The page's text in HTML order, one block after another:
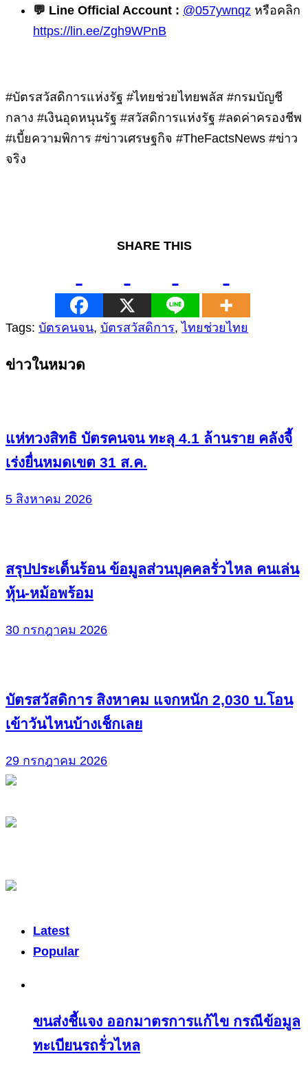
💬 Line Official Account : @057ywnqz หรือคลิก
https://lin.ee/Zgh9WPnB
#บัตรสวัสดิการแห่งรัฐ #ไทยช่วยไทยพลัส #กรมบัญชี
กลาง #เงินอุดหนุนรัฐ #สวัสดิการแห่งรัฐ #ลดค่าครองชีพ
#เบี้ยความพิการ #ข่าวเศรษฐกิจ #TheFactsNews #ข่าว
จริง
SHARE THIS
Tags: บัตรคนจน, บัตรสวัสดิการ,ไทยช่วยไทย
Continue
ข่าวในหมวด
แห่ทวงสิทธิ บัตรคนจน ทะลุ 4.1 ล้านราย คลังจี้
เร่งยื่นหมดเขต 31 ส.ค.
5 สิงหาคม 2026
สรุปประเด็นร้อน ข้อมูลส่วนบุคคลรั่วไหล คนเล่น
หุ้น-หม้อพร้อม
30 กรกฎาคม 2026
บัตรสวัสดิการ สิงหาคม แจกหนัก 2,030 บ.โอน
เข้าวันไหนบ้างเช็กเลย
29 กรกฎาคม 2026
Latest
Popular
ขนส่งชี้แจง ออกมาตรการแก้ไข กรณีข้อมูล
ทะเบียนรถรั่วไหล